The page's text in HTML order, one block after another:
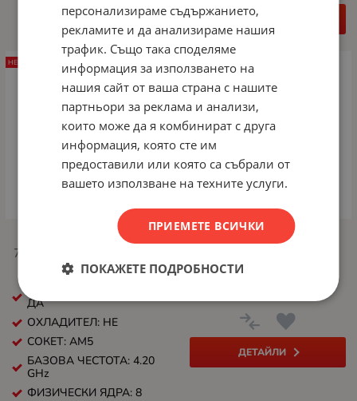
ДЕТАЙЛИ
Процесор AMD Ryzen 7
7800X3D 8C/16T (4.2GHz /
5.0GHz Boost, 104MB,
ДА
ОХЛАДИТЕЛ: НЕ
СОКЕТ: AM5
БАЗОВА ЧЕСТОТА: 4.20
GHz
ФИЗИЧЕСКИ ЯДРА: 8
НЕНАЛИЧЕН
Процесор AMD Ryzen 7
4.6GHz Boost, 20MB, 65W,
ДЕТАЙЛИ
персонализираме съдържанието,
рекламите и да анализираме нашия
трафик. Също така споделяме
информация за използването на
нашия сайт от ваша страна с нашите
партньори за реклама и анализи,
които може да я комбинират с друга
информация, която сте им
предоставили или която са събрали от
вашето използване на техните услуги.
ПРИЕМЕТЕ ВСИЧКИ
ПОКАЖЕТЕ ПОДРОБНОСТИ